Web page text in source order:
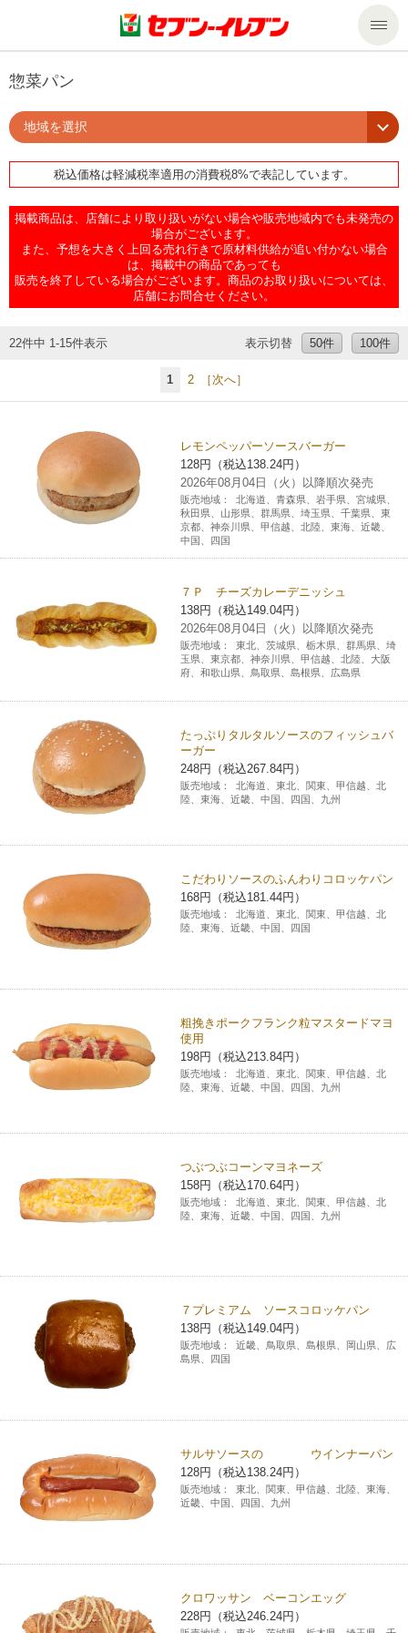
商品のご案内
商品のご案内トップ
今週の新商品
商品カテゴリ一覧
食の安全・安心への取組み
プリペイドカード・金券
ニンテンドー・ダウンロードカード
セール・キャンペーン
サービス
nanacoトップ
マルチコピー機でできることトップ
プリント
チケット
スポーツ振興くじ
行政サービス
保険
学び・教育
切手・はがき・印紙
各種料金のお支払い
レジでApple Accountにチャージ
オンラインフォトサービス
宅配ロッカー（店舗限定）
自転車シェアリング（店舗限定）
モバイルバッテリーシェアリング（店舗限定）
モバイルWi-Fiバッテリーシェアリング（店舗限定）
荷物預かりサービス「ecbocloakエクボクローク」（店舗限定）
ソフトバンクギフト
チケットサービス
セブンチケット
CNプレイガイド
セブン‐イレブンでお受取り
停電時のサービス停止のお知らせ
企業情報トップ
ニュースリリース
企業理念
会社概要
国内店舗数
セブン‐イレブンの海外事業
データで見るセブン‐イレブン
セブン‐イレブンの「商品力」
セブン-イレブンの横顔
セブン-イレブンの歴史
私たちの取組み
サステナビリティ
セブン＆アイ・ホールディングスの重点課題
サステナビリティ活動基本方針
4VISIONS
サステナビリティレポート
報告書ライブラリー
加盟店オーナー募集 物件募集・購入
アルバイト情報 採用情報
Language
English (Corporate)
简体中文(服务)
한국어(서비스)
ภาษาไทย(บริการ)
惣菜パン
地域を選択
税込価格は軽減税率適用の消費税8%で表記しています。
掲載商品は、店舗により取り扱いがない場合や販売地域内でも未発売の
場合がございます。
また、予想を大きく上回る売れ行きで原材料供給が追い付かない場合
は、掲載中の商品であっても
販売を終了している場合がございます。商品のお取り扱いについては、
店舗にお問合せください。
22件中 1-15件表示 表示切替 50件 100件
1 2 ［次へ］
レモンペッパーソースバーガー
128円（税込138.24円）
2026年08月04日（火）以降順次発売
販売地域：
北海道、青森県、岩手県、宮城県、
秋田県、山形県、群馬県、埼玉県、千葉県、東
京都、神奈川県、甲信越、北陸、東海、近畿、
中国、四国
７Ｐ チーズカレーデニッシュ
138円（税込149.04円）
2026年08月04日（火）以降順次発売
販売地域：
東北、茨城県、栃木県、群馬県、埼
玉県、東京都、神奈川県、甲信越、北陸、大阪
府、和歌山県、鳥取県、島根県、広島県
たっぷりタルタルソースのフィッシュバ
ーガー
248円（税込267.84円）
販売地域：
北海道、東北、関東、甲信越、北
陸、東海、近畿、中国、四国、九州
こだわりソースのふんわりコロッケパン
168円（税込181.44円）
販売地域：
北海道、東北、関東、甲信越、北
陸、東海、近畿、中国、四国
粗挽きポークフランク粒マスタードマヨ
使用
198円（税込213.84円）
販売地域：
北海道、東北、関東、甲信越、北
陸、東海、近畿、中国、四国、九州
つぶつぶコーンマヨネーズ
158円（税込170.64円）
販売地域：
北海道、東北、関東、甲信越、北
陸、東海、近畿、中国、四国、九州
７プレミアム ソースコロッケパン
138円（税込149.04円）
販売地域：
近畿、鳥取県、島根県、岡山県、広
島県、四国
サルサソースの ウインナーパン
128円（税込138.24円）
販売地域：
東北、関東、甲信越、北陸、東海、
近畿、中国、四国、九州
クロワッサン ベーコンエッグ
228円（税込246.24円）